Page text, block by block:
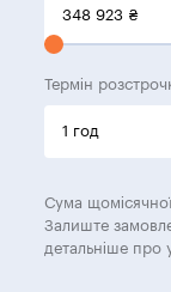
348 923 ₴
Термін
Сума
Залиште
детальніше про